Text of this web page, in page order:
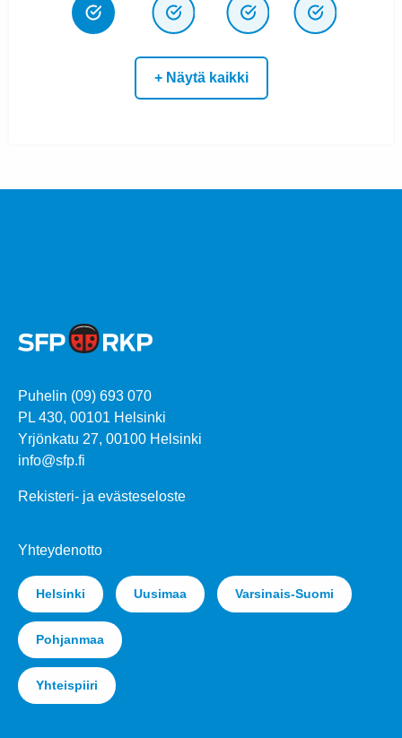
+ Näytä kaikki
Puhelin (09) 693 070
PL 430, 00101 Helsinki
Yrjönkatu 27, 00100 Helsinki
info@sfp.fi
Rekisteri- ja evästeseloste
Yhteydenotto
Helsinki Uusimaa Varsinais-Suomi
Pohjanmaa
Yhteispiiri